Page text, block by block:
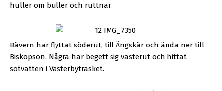
huller om buller och ruttnar.
Bävern har flyttat söderut, till Ängskär och ända ner till
Biskopsön. Några har begett sig västerut och hittat
sötvatten i Västerbyträsket.